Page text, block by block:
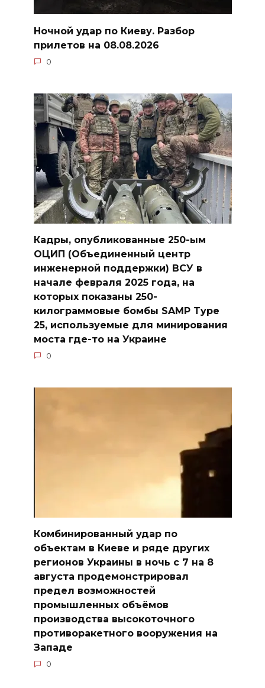
Ночной удар по Киеву. Разбор
прилетов на 08.08.2026
0
Кадры, опубликованные 250-ым
ОЦИП (Объединенный центр
инженерной поддержки) ВСУ в
начале февраля 2025 года, на
которых показаны 250-
килограммовые бомбы SAMP Type
25, используемые для минирования
моста где-то на Украине
0
Комбинированный удар по
объектам в Киеве и ряде других
регионов Украины в ночь с 7 на 8
августа продемонстрировал
предел возможностей
промышленных объёмов
производства высокоточного
противоракетного вооружения на
Западе
0